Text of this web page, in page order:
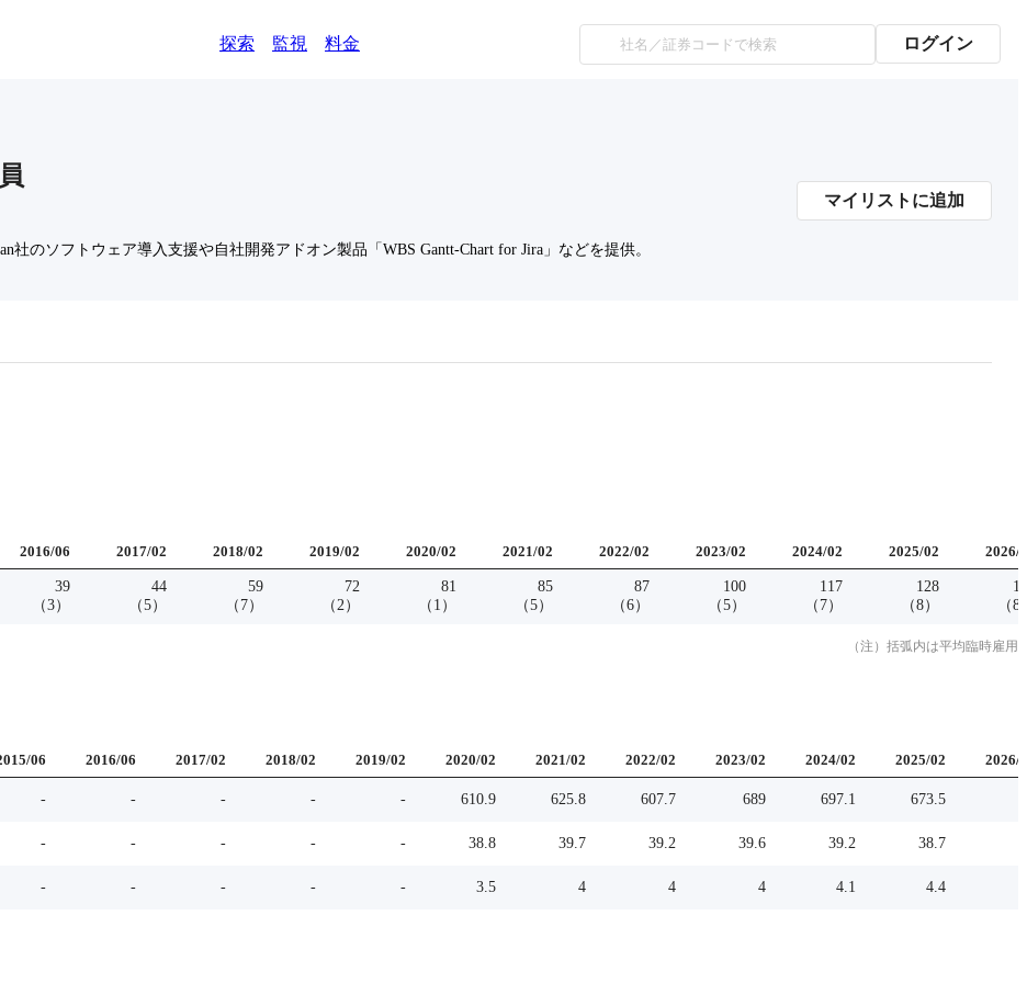
探索 監視 料金 ログイン
社のソフトウェア導入支援や自社開発アドオン製品「WBS Gantt-Chart for Jira」などを提供。
マイリストに追加
2016/06 2017/02 2018/02 2019/02 2020/02 2021/02 2022/02 2023/02 2024/02 2025/02 2026/
39
（3）
44
（5）
59
（ 7）
72
（ 2 ）
81
（ 1 ）
85
（5）
87
（6）
100
（5）
117
（ 7）
128
（8）
（8
（注）括弧内は平均臨時雇用
/06 2016/06 2017/02 2018/02 2019/02 2020/02 2021/02 2022/02 2023/02 2024/02 2025/02 2026/
- - - - - 610.9 625.8 607.7 689 697.1 673.5
- - - - - 38.8 39.7 39.2 39.6 39.2 38.7
- - - - - 3.5 4 4 4 4.1 4.4